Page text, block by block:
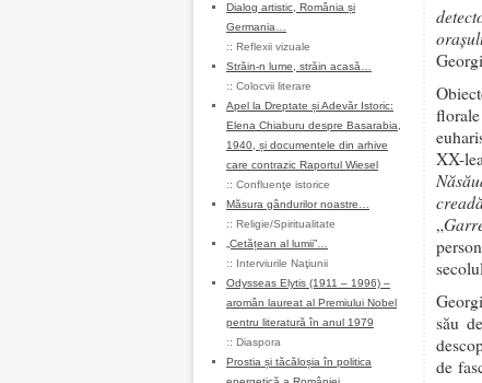
Dialog artistic, România și
Germania…
:: Reflexii vizuale
Străin-n lume, străin acasă…
:: Colocvii literare
Apel la Dreptate și Adevăr Istoric:
Elena Chiaburu despre Basarabia,
1940, și documentele din arhive
care contrazic Raportul Wiesel
:: Confluenţe istorice
Măsura gândurilor noastre…
:: Religie/Spiritualitate
„Cetățean al lumii”…
:: Interviurile Naţiunii
Odysseas Elytis (1911 – 1996) –
aromân laureat al Premiului Nobel
pentru literatură în anul 1979
:: Diaspora
Prostia și tăcăloșia în politica
XX-
„
său
de